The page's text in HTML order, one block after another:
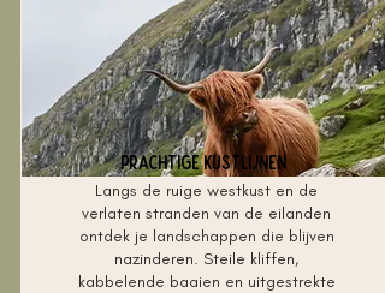
Prachtige kustlijnen
Langs de ruige westkust en de
verlaten stranden van de eilanden
ontdek je landschappen die blijven
nazinderen. Steile kliffen,
kabbelende baaien en uitgestrekte